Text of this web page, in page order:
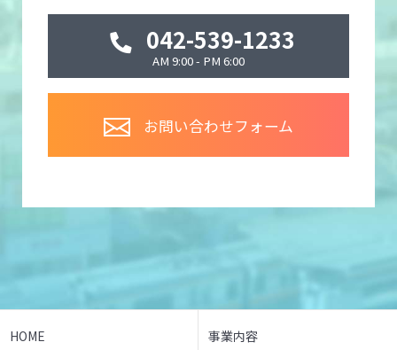
042-539-1233
AM 9:00 - PM 6:00
お問い合わせフォーム
HOME 事業内容